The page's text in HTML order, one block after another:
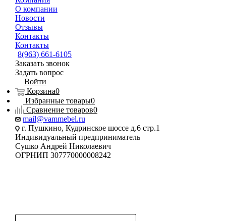
О компании
Новости
Отзывы
Контакты
Контакты
8(963) 661-6105
Заказать звонок
Задать вопрос
Войти
Корзина0
Избранные товары0
Сравнение товаров0
mail@vammebel.ru
г. Пушкино, Кудринское шоссе д.6 стр.1
Индивидуальный предприниматель
Сушко Андрей Николаевич
ОГРНИП 307770000008242